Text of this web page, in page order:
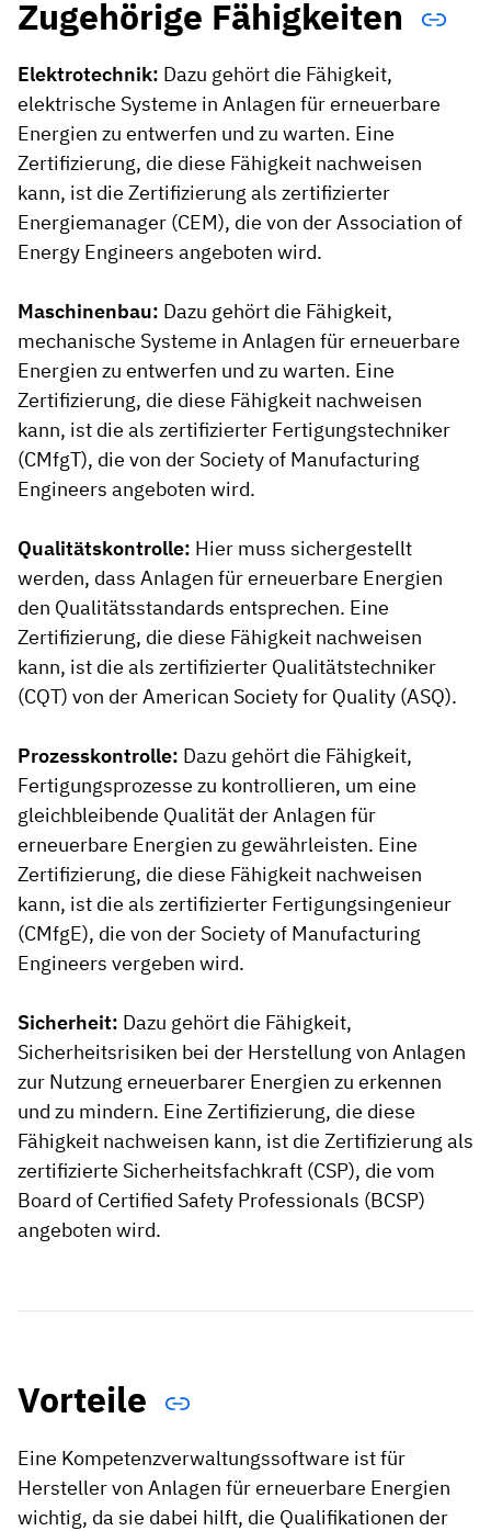
Zugehörige Fähigkeiten
Elektrotechnik: Dazu gehört die Fähigkeit,
elektrische Systeme in Anlagen für erneuerbare
Energien zu entwerfen und zu warten. Eine
Zertifizierung, die diese Fähigkeit nachweisen
kann, ist die Zertifizierung als zertifizierter
Energiemanager (CEM), die von der Association of
Energy Engineers angeboten wird.
Maschinenbau: Dazu gehört die Fähigkeit,
mechanische Systeme in Anlagen für erneuerbare
Energien zu entwerfen und zu warten. Eine
Zertifizierung, die diese Fähigkeit nachweisen
kann, ist die als zertifizierter Fertigungstechniker
(CMfgT), die von der Society of Manufacturing
Engineers angeboten wird.
Qualitätskontrolle: Hier muss sichergestellt
werden, dass Anlagen für erneuerbare Energien
den Qualitätsstandards entsprechen. Eine
Zertifizierung, die diese Fähigkeit nachweisen
kann, ist die als zertifizierter Qualitätstechniker
(CQT) von der American Society for Quality (ASQ).
Prozesskontrolle: Dazu gehört die Fähigkeit,
Fertigungsprozesse zu kontrollieren, um eine
gleichbleibende Qualität der Anlagen für
erneuerbare Energien zu gewährleisten. Eine
Zertifizierung, die diese Fähigkeit nachweisen
kann, ist die als zertifizierter Fertigungsingenieur
(CMfgE), die von der Society of Manufacturing
Engineers vergeben wird.
Sicherheit: Dazu gehört die Fähigkeit,
Sicherheitsrisiken bei der Herstellung von Anlagen
zur Nutzung erneuerbarer Energien zu erkennen
und zu mindern. Eine Zertifizierung, die diese
Fähigkeit nachweisen kann, ist die Zertifizierung als
zertifizierte Sicherheitsfachkraft (CSP), die vom
Board of Certified Safety Professionals (BCSP)
angeboten wird.
Vorteile
Eine Kompetenzverwaltungssoftware ist für
Hersteller von Anlagen für erneuerbare Energien
wichtig, da sie dabei hilft, die Qualifikationen der